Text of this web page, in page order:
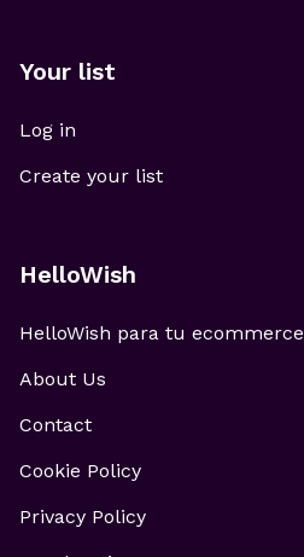
Your list
Log in
Create your list
HelloWish
HelloWish para tu ecommerce
About Us
Contact
Cookie Policy
Privacy Policy